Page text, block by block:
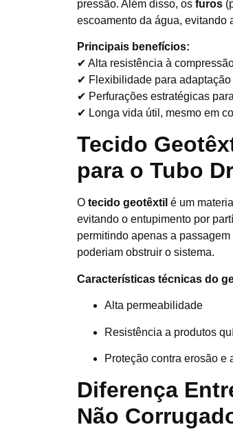
pressão. Além disso, os furos
escoamento da água, evitando
Principais benefícios:
✔ Alta resistência à
✔ Flexibilidade para
✔ Perfurações estratégicas
✔ Longa vida útil, mesmo em
Tecido
para o Tubo
O tecido geotêxtil é um
evitando o entupimento por
permitindo apenas a
poderiam obstruir o sistema.
Características técnicas do
Alta permeabilidade
Resistência a produtos
Proteção contra erosão e
Diferença
Não